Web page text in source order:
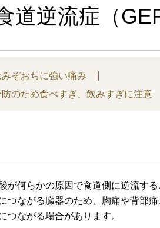
逆流症（
ぞおちに強い痛み
防のため食べすぎ、飲みすぎに注意
が何らかの原因で食道側に逆流す
つながる臓器のため、胸痛や背部
つながる場合があります。